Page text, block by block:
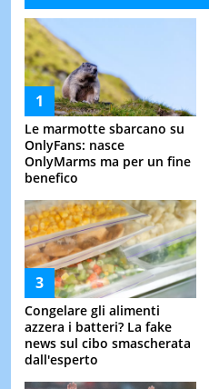
Le marmotte sbarcano su
OnlyFans: nasce
OnlyMarms ma per un fine
benefico
Congelare gli alimenti
azzera i batteri? La fake
news sul cibo smascherata
dall'esperto